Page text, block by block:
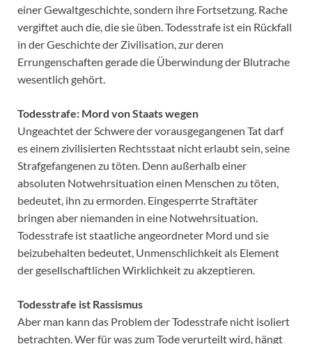
einer Gewaltgeschichte, sondern ihre Fortsetzung. Rache
vergiftet auch die, die sie üben. Todesstrafe ist ein Rückfall
in der Geschichte der Zivilisation, zur deren
Errungenschaften gerade die Überwindung der Blutrache
wesentlich gehört.
Todesstrafe: Mord von Staats wegen
Ungeachtet der Schwere der vorausgegangenen Tat darf
es einem zivilisierten Rechtsstaat nicht erlaubt sein, seine
Strafgefangenen zu töten. Denn außerhalb einer
absoluten Notwehrsituation einen Menschen zu töten,
bedeutet, ihn zu ermorden. Eingesperrte Straftäter
bringen aber niemanden in eine Notwehrsituation.
Todesstrafe ist staatliche angeordneter Mord und sie
beizubehalten bedeutet, Unmenschlichkeit als Element
der gesellschaftlichen Wirklichkeit zu akzeptieren.
Todesstrafe ist Rassismus
Aber man kann das Problem der Todesstrafe nicht isoliert
betrachten. Wer für was zum Tode verurteilt wird, hängt